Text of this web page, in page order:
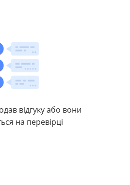
відгуку або вони
на перевірці